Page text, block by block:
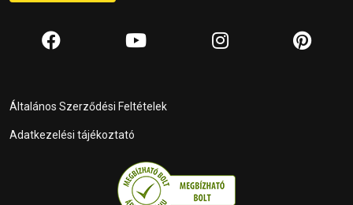
Általános Szerződési Feltételek
Adatkezelési tájékoztató